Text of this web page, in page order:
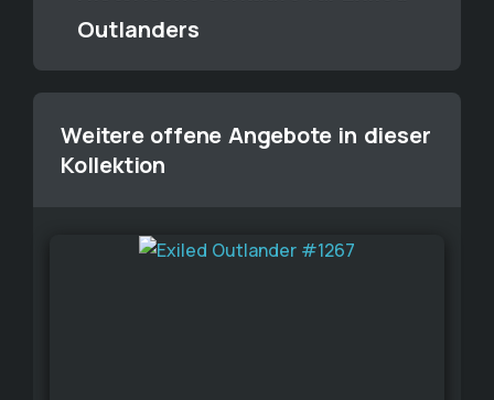
Outlanders
Weitere offene Angebote in dieser
Kollektion